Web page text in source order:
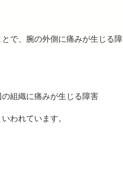
で、腕の外側に痛みが生じる障
組織に痛みが生じる障害
われています。